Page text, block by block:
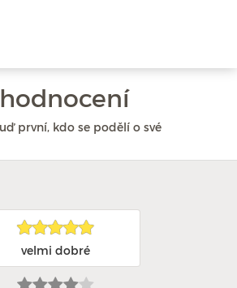
první, kdo se podělí o své
velmi dobré